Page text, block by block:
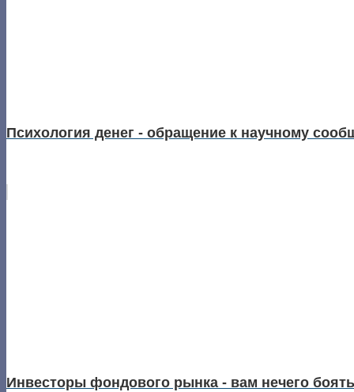
Психология денег - обращение к научному
Инвесторы фондового рынка - вам нечего